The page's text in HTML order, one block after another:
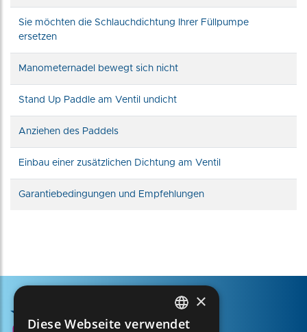
Sie möchten die Schlauchdichtung Ihrer Füllpumpe
ersetzen
Manometernadel bewegt sich nicht
Stand Up Paddle am Ventil undicht
Anziehen des Paddels
Einbau einer zusätzlichen Dichtung am Ventil
Garantiebedingungen und Empfehlungen
FRENCH
×
Diese Webseite verwendet